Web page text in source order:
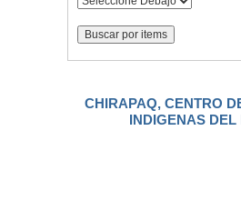
CHIRAPAQ, CENTRO
INDIGENAS DEL